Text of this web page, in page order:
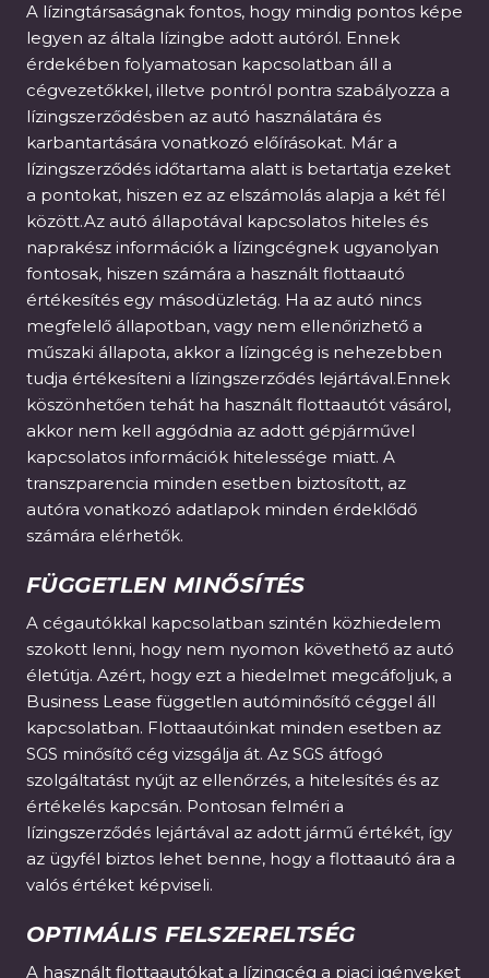
A lízingtársaságnak fontos, hogy mindig pontos képe
legyen az általa lízingbe adott autóról. Ennek
érdekében folyamatosan kapcsolatban áll a
cégvezetőkkel, illetve pontról pontra szabályozza a
lízingszerződésben az autó használatára és
karbantartására vonatkozó előírásokat. Már a
lízingszerződés időtartama alatt is betartatja ezeket
a pontokat, hiszen ez az elszámolás alapja a két fél
között.Az autó állapotával kapcsolatos hiteles és
naprakész információk a lízingcégnek ugyanolyan
fontosak, hiszen számára a használt flottaautó
értékesítés egy másodüzletág. Ha az autó nincs
megfelelő állapotban, vagy nem ellenőrizhető a
műszaki állapota, akkor a lízingcég is nehezebben
tudja értékesíteni a lízingszerződés lejártával.Ennek
köszönhetően tehát ha használt flottaautót vásárol,
akkor nem kell aggódnia az adott gépjárművel
kapcsolatos információk hitelessége miatt. A
transzparencia minden esetben biztosított, az
autóra vonatkozó adatlapok minden érdeklődő
számára elérhetők.
FÜGGETLEN MINŐSÍTÉS
A cégautókkal kapcsolatban szintén közhiedelem
szokott lenni, hogy nem nyomon követhető az autó
életútja. Azért, hogy ezt a hiedelmet megcáfoljuk, a
Business Lease független autóminősítő céggel áll
kapcsolatban. Flottaautóinkat minden esetben az
SGS minősítő cég vizsgálja át. Az SGS átfogó
szolgáltatást nyújt az ellenőrzés, a hitelesítés és az
értékelés kapcsán. Pontosan felméri a
lízingszerződés lejártával az adott jármű értékét, így
az ügyfél biztos lehet benne, hogy a flottaautó ára a
valós értéket képviseli.
OPTIMÁLIS FELSZERELTSÉG
A használt flottaautókat a lízingcég a piaci igényeket